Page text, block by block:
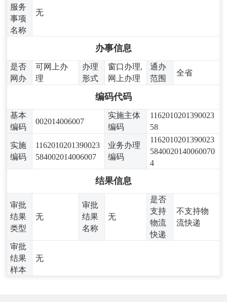
服务
事项
名称
无
办事信息
是否
网办
可网上办
理
办理
形式
窗口办理,
网上办理
通办
范围
全省
编码代码
基本
编码
002014006007
实施主体
编码
1162010201390023
58
实施
编码
1162010201390023
584002014006007
业务办理
编码
1162010201390023
5840020140060070
4
结果信息
审批
结果
类型
无
审批
结果
名称
无
是否
支持
物流
快递
不支持物
流快递
审批
结果
样本
无